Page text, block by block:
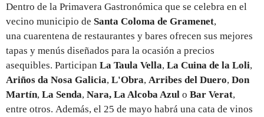
Dentro de la Primavera Gastronómica que se celebra en el
vecino municipio de Santa Coloma de Gramenet,
una cuarentena de restaurantes y bares ofrecen sus mejores
tapas y menús diseñados para la ocasión a precios
asequibles. Participan La Taula Vella, La Cuina de la Loli,
Ariños da Nosa Galicia, L'Obra, Arribes del Duero, Don
Martín, La Senda, Nara, La Alcoba Azul o Bar Verat,
entre otros. Además, el 25 de mayo habrá una cata de vinos